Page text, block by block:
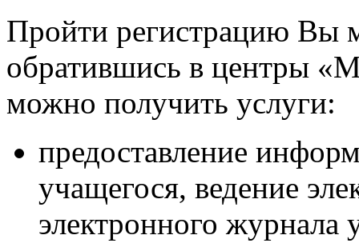
Пройти регистрацию Вы
обратившись в центры
можно получить услуги:
предоставление
учащегося, ведение
электронного журнала